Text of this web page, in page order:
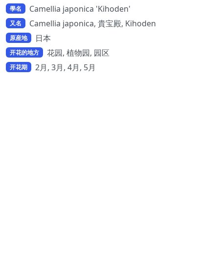
學名 Camellia japonica 'Kihoden'
又名 Camellia japonica, 貴宝殿, Kihoden
原産地 日本
开花的地方 花园, 植物园, 园区
开花期 2月, 3月, 4月, 5月